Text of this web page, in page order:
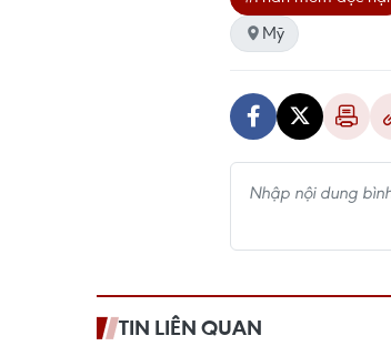
Mỹ
TIN LIÊN QUAN